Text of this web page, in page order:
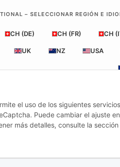
el uso de los siguientes
Puede cambiar el ajuste
más detalles, consulte la sección
– SELECCIONAR REGIÓN E
CH (DE) CH (FR) CH
UK NZ USA
AFATEK España| Su
Asesoría técnica:
Oferta para talleres: